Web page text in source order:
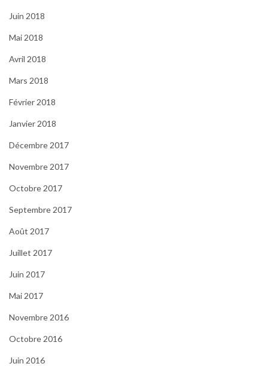
Juin 2018
Mai 2018
Avril 2018
Mars 2018
Février 2018
Janvier 2018
Décembre 2017
Novembre 2017
Octobre 2017
Septembre 2017
Août 2017
Juillet 2017
Juin 2017
Mai 2017
Novembre 2016
Octobre 2016
Juin 2016